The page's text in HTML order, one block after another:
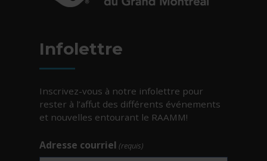
Infolettre
Inscrivez-vous à notre infolettre pour
rester à l’affut des différents événements
et nouvelles entourant le RAAMM!
Adresse courriel (requis)